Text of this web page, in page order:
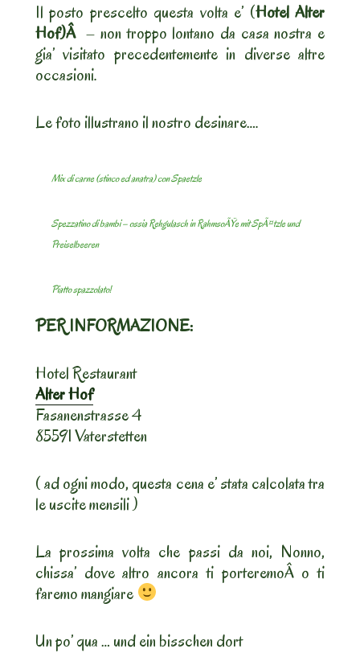
Il posto prescelto questa volta e’ (Hotel Alter
Hof)Â – non troppo lontano da casa nostra e
gia’ visitato precedentemente in diverse altre
occasioni.
Le foto illustrano il nostro desinare….
Mix di carne (stinco ed anatra) con Spaetzle
Spezzatino di bambi – ossia Rehgulasch in RahmsoÃŸe mit SpÃ¤tzle und
Preiselbeeren
Piatto spazzolato!
PER INFORMAZIONE:
Hotel Restaurant
Alter Hof
Fasanenstrasse 4
85591 Vaterstetten
( ad ogni modo, questa cena e’ stata calcolata tra
le uscite mensili )
La prossima volta che passi da noi, Nonno,
chissa’ dove altro ancora ti porteremoÂ o ti
faremo mangiare
Un po’ qua … und ein bisschen dort